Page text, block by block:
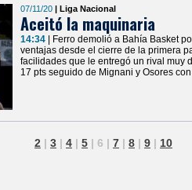
07/11/20 | Liga Nacional
Aceitó la maquinaria
14:34
| Ferro demolió a Bahía Basket
ventajas desde el cierre de la primera
facilidades que le entregó un rival muy
17 pts seguido de Mignani y Osores
2 | 3 | 4 | 5 | 6 | 7 | 8 | 9 | 10